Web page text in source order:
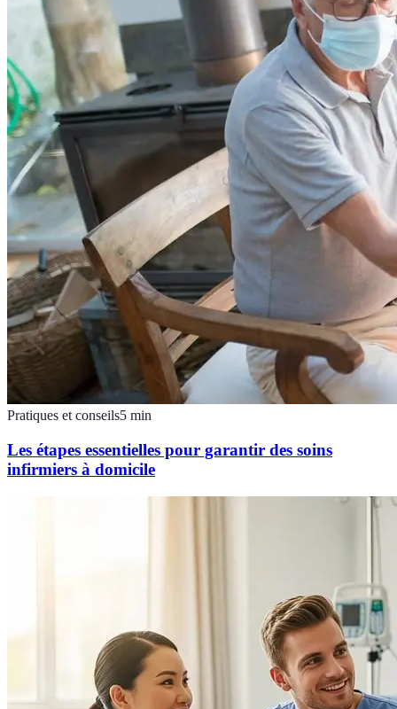
Pratiques et conseils5 min
Les étapes essentielles pour garantir des soins
infirmiers à domicile